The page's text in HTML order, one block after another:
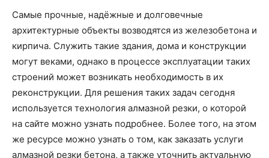
Самые прочные, надёжные и долговечные
архитектурные объекты возводятся из железобетона и
кирпича. Служить такие здания, дома и конструкции
могут веками, однако в процессе эксплуатации таких
строений может возникать необходимость в их
реконструкции. Для решения таких задач сегодня
используется технология алмазной резки, о которой
на сайте можно узнать подробнее. Более того, на этом
же ресурсе можно узнать о том, как заказать услуги
алмазной резки бетона, а также уточнить актуальную